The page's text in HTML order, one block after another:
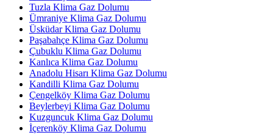
Tuzla Klima Gaz Dolumu
Ümraniye Klima Gaz Dolumu
Üsküdar Klima Gaz Dolumu
Paşabahçe Klima Gaz Dolumu
Çubuklu Klima Gaz Dolumu
Kanlıca Klima Gaz Dolumu
Anadolu Hisarı Klima Gaz Dolumu
Kandilli Klima Gaz Dolumu
Çengelköy Klima Gaz Dolumu
Beylerbeyi Klima Gaz Dolumu
Kuzguncuk Klima Gaz Dolumu
İçerenköy Klima Gaz Dolumu